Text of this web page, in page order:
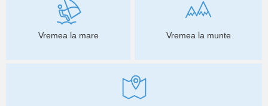
Vremea la mare Vremea la munte